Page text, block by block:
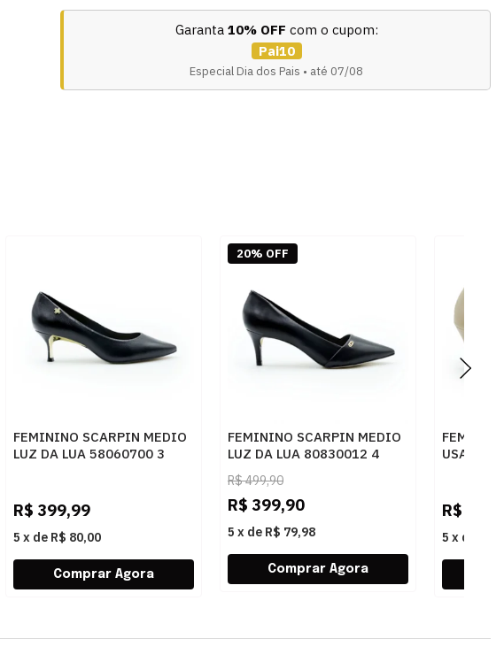
Garanta 10% OFF com o cupom:
Pai10
Especial Dia dos Pais • até 07/08
FEMININO SCARPIN MEDIO
LUZ DA LUA 58060700 3
R$ 399,99
5 x de R$ 80,00
FEMININO SCARPIN MEDIO
LUZ DA LUA 80830012 4
PRETO
R$499,90
R$ 399,90
5 x de R$ 79,98
20% OFF
R$
5 x de